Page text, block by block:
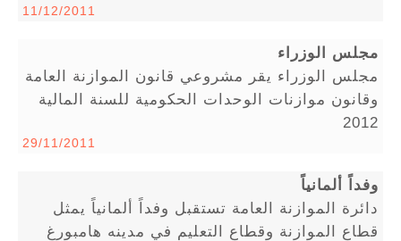
11/12/2011
مجلس الوزراء
مجلس الوزراء يقر مشروعي قانون الموازنة العامة
وقانون موازنات الوحدات الحكومية للسنة المالية
2012
29/11/2011
وفداً ألمانياً
دائرة الموازنة العامة تستقبل وفداً ألمانياً يمثل
قطاع الموازنة وقطاع التعليم في مدينه هامبورغ